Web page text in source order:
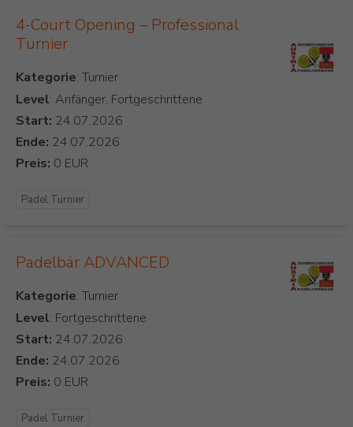
4-Court Opening – Professional
Turnier
Kategorie
Level: Anfänger, Fortgeschrittene
Start:
Ende:
Preis:
Padel Turnier
Padelbär ADVANCED
Kategorie
Level: Fortgeschrittene
Start:
Ende:
Preis:
Padel Turnier